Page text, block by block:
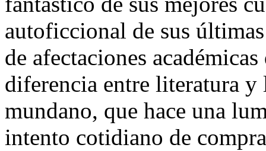
autoficcional de sus
de afectaciones
diferencia entre literatura
mundano, que hace una
intento cotidiano de